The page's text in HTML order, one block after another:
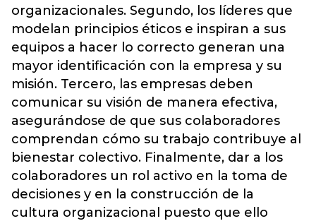
organizacionales. Segundo, los líderes que
modelan principios éticos e inspiran a sus
equipos a hacer lo correcto generan una
mayor identificación con la empresa y su
misión. Tercero, las empresas deben
comunicar su visión de manera efectiva,
asegurándose de que sus colaboradores
comprendan cómo su trabajo contribuye al
bienestar colectivo. Finalmente, dar a los
colaboradores un rol activo en la toma de
decisiones y en la construcción de la
cultura organizacional puesto que ello